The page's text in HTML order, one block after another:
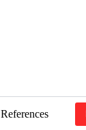
References